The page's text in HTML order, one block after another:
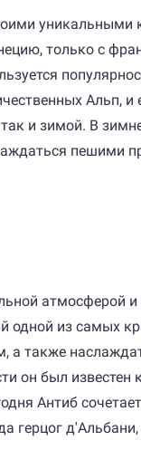
только с
Альп,
и зимой. В
пешими
одной из самых
а также
он был известен
Антиб
герцог